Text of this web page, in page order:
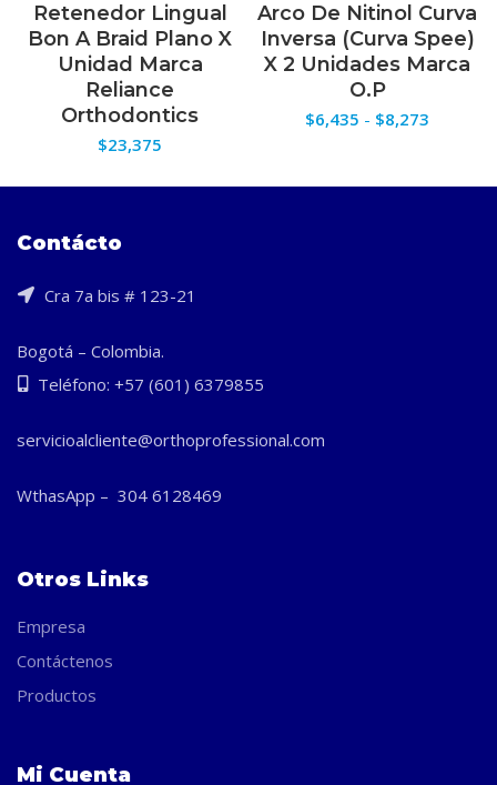
Retenedor Lingual
Bon A Braid Plano X
Unidad Marca
Reliance
Orthodontics
$23,375
Arco De Nitinol Curva
Inversa (Curva Spee)
X 2 Unidades Marca
O.P
$6,435 - $8,273
desde
Contácto
Cra 7a bis # 123-21
Bogotá – Colombia.
Teléfono: +57 (601) 6379855
servicioalcliente@orthoprofessional.com
WthasApp – 304 6128469
Otros Links
Empresa
Contáctenos
Productos
Mi Cuenta